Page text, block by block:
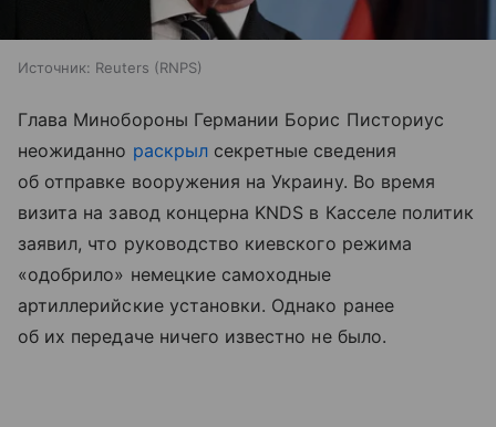
Источник: Reuters (RNPS)
Глава Минобороны Германии Борис Писториус
неожиданно раскрылсекретные сведения
об отправке вооружения на Украину. Во время
визита на завод концерна KNDS в Касселе политик
заявил, что руководство киевского режима
«одобрило» немецкие самоходные
артиллерийские установки. Однако ранее
об их передаче ничего известно не было.